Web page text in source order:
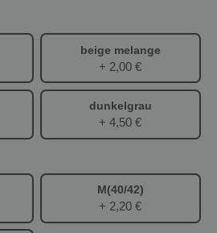
beige melange
+ 2,00 €
dunkelgrau
+ 4,50 €
M(40/42)
+ 2,20 €